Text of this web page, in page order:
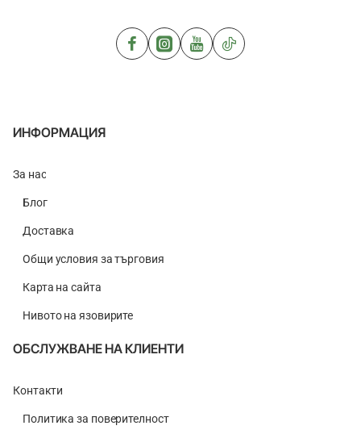
ИНФОРМАЦИЯ
За нас
Блог
Доставка
Общи условия за търговия
Карта на сайта
Нивото на язовирите
ОБСЛУЖВАНЕ НА КЛИЕНТИ
Контакти
Политика за поверителност